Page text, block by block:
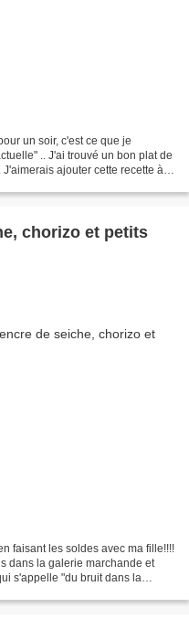
un soir, c'est ce que je
.. J'ai trouvé un bon plat de
ajouter cette recette à
chorizo et petits
faisant les soldes avec ma fille!!!!
dans la galerie marchande et
s'appelle "du bruit dans la